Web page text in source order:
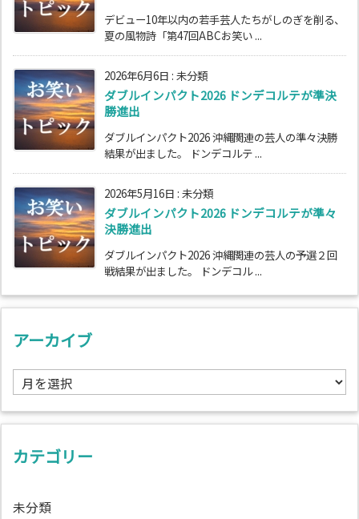
デビュー10年以内の若手芸人たちがしのぎを削る、
夏の風物詩「第47回ABCお笑い ...
2026年6月6日 : 未分類
ダブルインパクト2026 ドンデコルテが準決
勝進出
ダブルインパクト2026 沖縄関連の芸人の準々決勝
結果が出ました。 ドンデコルテ ...
2026年5月16日 : 未分類
ダブルインパクト2026 ドンデコルテが準々
決勝進出
ダブルインパクト2026 沖縄関連の芸人の予選２回
戦結果が出ました。 ドンデコル ...
アーカイブ
ア
ー
カ
ブ
カテゴリー
未分類